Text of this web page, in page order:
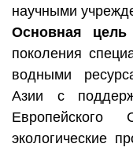
научными
Основная цель
поколения
водными
Азии с
экологические